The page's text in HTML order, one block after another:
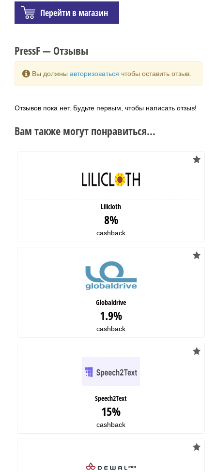
Перейти в магазин
PressF — Отзывы
Вы должны авторизоваться чтобы оставить отзыв.
Отзывов пока нет. Будьте первым, чтобы написать отзыв!
Вам также могут понравиться...
Lilicloth
8%
cashback
Globaldrive
1.9%
cashback
Speech2Text
15%
cashback